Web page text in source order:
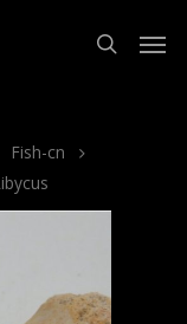
Fish-cn